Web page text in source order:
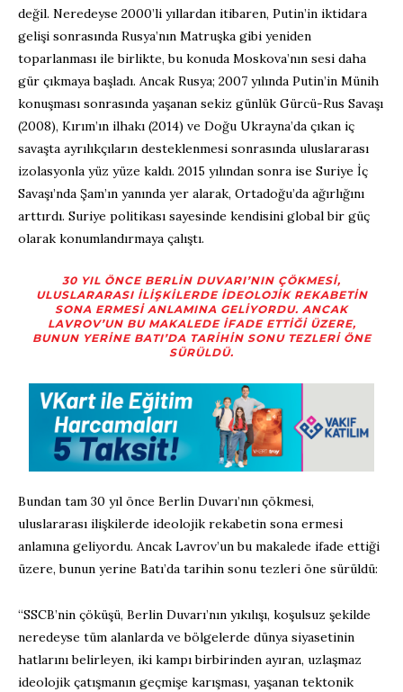
değil. Neredeyse 2000’li yıllardan itibaren, Putin’in iktidara
gelişi sonrasında Rusya’nın Matruşka gibi yeniden
toparlanması ile birlikte, bu konuda Moskova’nın sesi daha
gür çıkmaya başladı. Ancak Rusya; 2007 yılında Putin’in Münih
konuşması sonrasında yaşanan sekiz günlük Gürcü-Rus Savaşı
(2008), Kırım’ın ilhakı (2014) ve Doğu Ukrayna’da çıkan iç
savaşta ayrılıkçıların desteklenmesi sonrasında uluslararası
izolasyonla yüz yüze kaldı. 2015 yılından sonra ise Suriye İç
Savaşı’nda Şam’ın yanında yer alarak, Ortadoğu’da ağırlığını
arttırdı. Suriye politikası sayesinde kendisini global bir güç
olarak konumlandırmaya çalıştı.
30 YIL ÖNCE BERLIN DUVARI’NIN ÇÖKMESI,
ULUSLARARASI ILIŞKILERDE IDEOLOJIK REKABETIN
SONA ERMESI ANLAMINA GELIYORDU. ANCAK
LAVROV’UN BU MAKALEDE IFADE ETTIĞI ÜZERE,
BUNUN YERINE BATI’DA TARIHIN SONU TEZLERI ÖNE
SÜRÜLDÜ.
Bundan tam 30 yıl önce Berlin Duvarı’nın çökmesi,
uluslararası ilişkilerde ideolojik rekabetin sona ermesi
anlamına geliyordu. Ancak Lavrov’un bu makalede ifade ettiği
üzere, bunun yerine Batı’da tarihin sonu tezleri öne sürüldü:
“SSCB’nin çöküşü, Berlin Duvarı’nın yıkılışı, koşulsuz şekilde
neredeyse tüm alanlarda ve bölgelerde dünya siyasetinin
hatlarını belirleyen, iki kampı birbirinden ayıran, uzlaşmaz
ideolojik çatışmanın geçmişe karışması, yaşanan tektonik